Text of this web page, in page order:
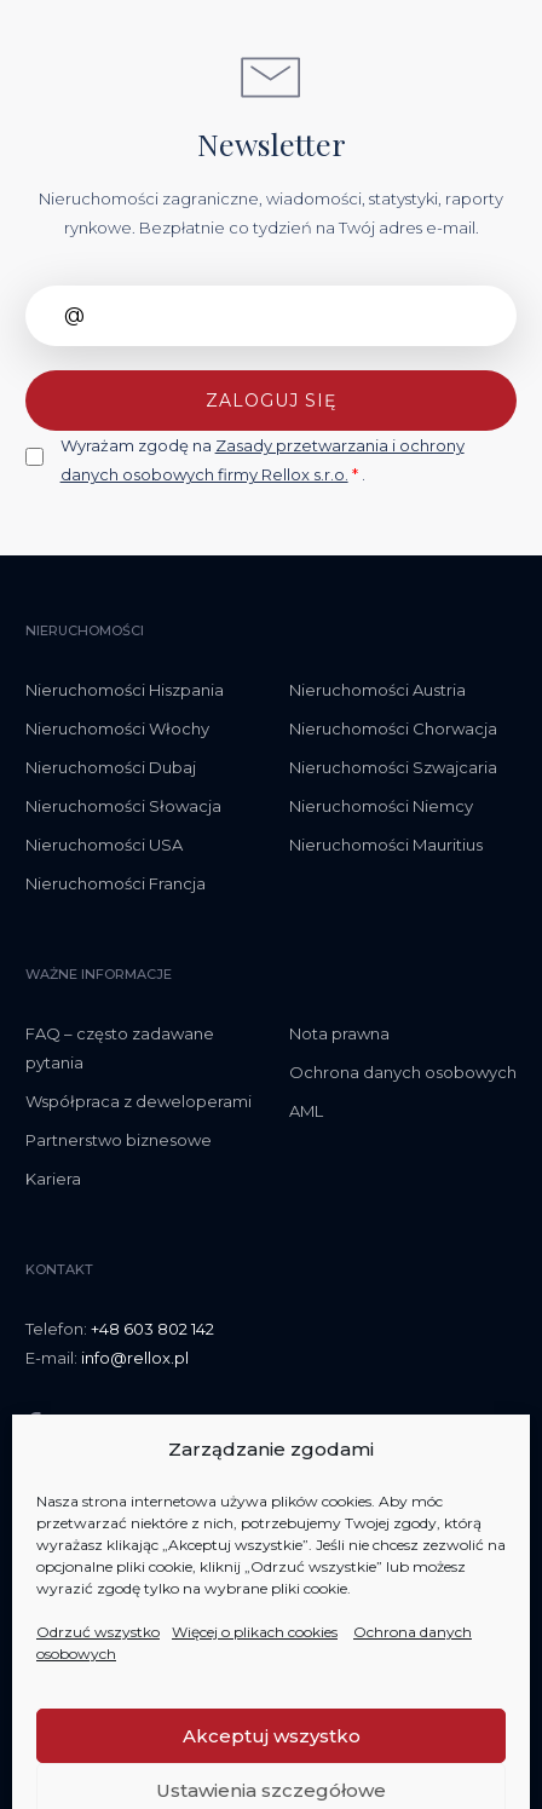
Zarządzanie zgodami
Nasza strona internetowa używa plików cookies. Aby móc
przetwarzać niektóre z nich, potrzebujemy Twojej zgody, którą
wyrażasz klikając „Akceptuj wszystkie”. Jeśli nie chcesz zezwolić na
opcjonalne pliki cookie, kliknij „Odrzuć wszystkie” lub możesz
wyrazić zgodę tylko na wybrane pliki cookie.
Odrzuć wszystko Więcej o plikach cookies
Ochrona danych
osobowych
Akceptuj wszystko
Ustawienia szczegółowe
Newsletter
Nieruchomości zagraniczne, wiadomości, statystyki, raporty
rynkowe. Bezpłatnie co tydzień na Twój adres e-mail.
ZALOGUJ SIĘ
Wyrażam zgodę na Zasady przetwarzania i ochrony
danych osobowych firmy Rellox s.r.o. * .
NIERUCHOMOŚCI
Nieruchomości Hiszpania
Nieruchomości Włochy
Nieruchomości Dubaj
Nieruchomości Słowacja
Nieruchomości USA
Nieruchomości Francja
Nieruchomości Austria
Nieruchomości Chorwacja
Nieruchomości Szwajcaria
Nieruchomości Niemcy
Nieruchomości Mauritius
WAŻNE INFORMACJE
FAQ – często zadawane
pytania
Współpraca z deweloperami
Partnerstwo biznesowe
Kariera
Nota prawna
Ochrona danych osobowych
AML
KONTAKT
Telefon: +48 603 802 142
E-mail: info@rellox.pl
Jesteśmy członkiemAIPP Jesteśmy członkiemAIPP